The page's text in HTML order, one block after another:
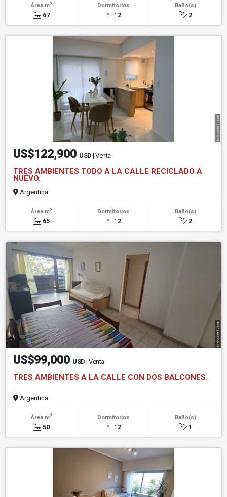
Área m2
67
Dormitorios
2
Baño(s)
2
US$122,900 USD | Venta
TRES AMBIENTES TODO A LA CALLE RECICLADO A
NUEVO.
Argentina
Área m2
65
Dormitorios
2
Baño(s)
2
US$99,000 USD | Venta
TRES AMBIENTES A LA CALLE CON DOS BALCONES.
Argentina
Área m2
50
Dormitorios
2
Baño(s)
1